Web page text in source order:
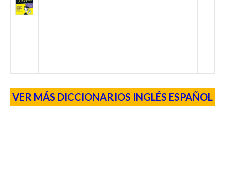
VER MÁS DICCIONARIOS INGLÉS ESPAÑOL